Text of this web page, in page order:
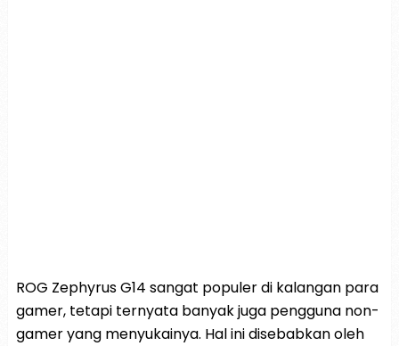
ROG Zephyrus G14 sangat populer di kalangan para
gamer, tetapi ternyata banyak juga pengguna non-
gamer yang menyukainya. Hal ini disebabkan oleh